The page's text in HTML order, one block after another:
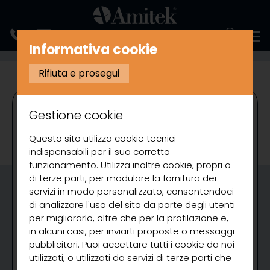
REFRIGERAZIONE ESPOSITORI REFRIGERATI BACK BAR
Informativa cookie
Rifiuta e prosegui
Gestione cookie
Questo sito utilizza cookie tecnici
indispensabili per il suo corretto
funzionamento. Utilizza inoltre cookie, propri o
di terze parti, per modulare la fornitura dei
servizi in modo personalizzato, consentendoci
di analizzare l'uso del sito da parte degli utenti
per migliorarlo, oltre che per la profilazione e,
in alcuni casi, per inviarti proposte o messaggi
pubblicitari. Puoi accettare tutti i cookie da noi
utilizzati, o utilizzati da servizi di terze parti che